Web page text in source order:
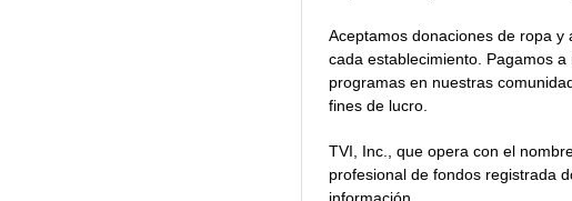
Aceptamos donaciones de ropa
cada establecimiento. Pagamos
programas en nuestras
fines de lucro.
TVI, Inc., que opera con el
profesional de fondos registrada
información.